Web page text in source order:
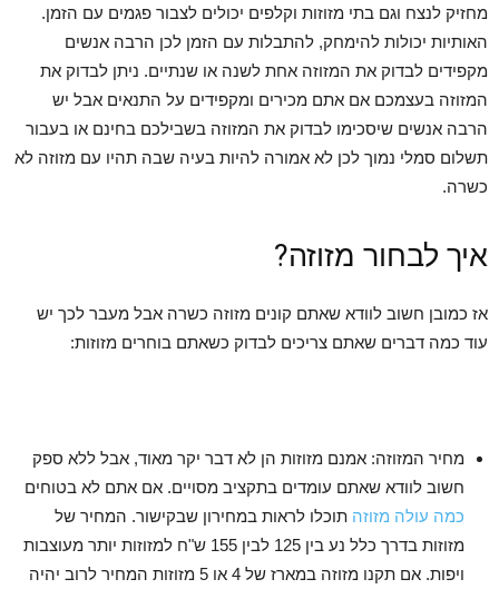
מחזיק לנצח וגם בתי מזוזות וקלפים יכולים לצבור פגמים עם הזמן.
האותיות יכולות להימחק, להתבלות עם הזמן לכן הרבה אנשים
מקפידים לבדוק את המזוזה אחת לשנה או שנתיים. ניתן לבדוק את
המזוזה בעצמכם אם אתם מכירים ומקפידים על התנאים אבל יש
הרבה אנשים שיסכימו לבדוק את המזוזה בשבילכם בחינם או בעבור
תשלום סמלי נמוך לכן לא אמורה להיות בעיה שבה תהיו עם מזוזה לא
כשרה.
איך לבחור מזוזה?
אז כמובן חשוב לוודא שאתם קונים מזוזה כשרה אבל מעבר לכך יש
עוד כמה דברים שאתם צריכים לבדוק כשאתם בוחרים מזוזות:
מחיר המזוזה: אמנם מזוזות הן לא דבר יקר מאוד, אבל ללא ספק
חשוב לוודא שאתם עומדים בתקציב מסויים. אם אתם לא בטוחים
כמה עולה מזוזה תוכלו לראות במחירון שבקישור. המחיר של
מזוזות בדרך כלל נע בין 125 לבין 155 ש"ח למזוזות יותר מעוצבות
ויפות. אם תקנו מזוזה במארז של 4 או 5 מזוזות המחיר לרוב יהיה